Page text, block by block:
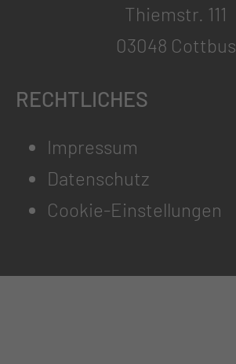
Thiemstr. 111
03048 Cottbus
RECHTLICHES
Impressum
Datenschutz
Cookie-Einstellungen